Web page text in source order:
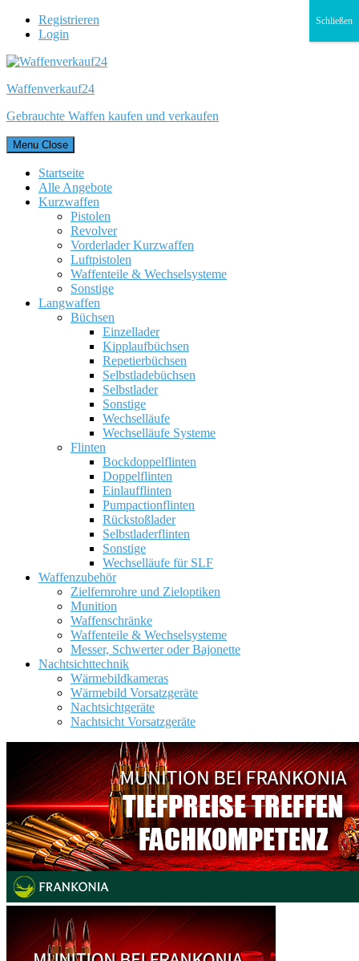
Registrieren
Login
Waffenverkauf24
Gebrauchte Waffen kaufen und verkaufen
Menu Close
Startseite
Alle Angebote
Kurzwaffen
Pistolen
Revolver
Vorderlader Kurzwaffen
Luftpistolen
Waffenteile & Wechselsysteme
Sonstige
Langwaffen
Büchsen
Einzellader
Kipplaufbüchsen
Repetierbüchsen
Selbstladebüchsen
Selbstlader
Sonstige
Wechselläufe
Wechselläufe Systeme
Flinten
Bockdoppelflinten
Doppelflinten
Einlaufflinten
Pumpactionflinten
Rückstoßlader
Selbstladerflinten
Sonstige
Wechselläufe für SLF
Waffenzubehör
Zielfernrohre und Zieloptiken
Munition
Waffenschränke
Waffenteile & Wechselsysteme
Messer, Schwerter oder Bajonette
Nachtsichttechnik
Wärmebildkameras
Wärmebild Vorsatzgeräte
Nachtsichtgeräte
Nachtsicht Vorsatzgeräte
Schließen